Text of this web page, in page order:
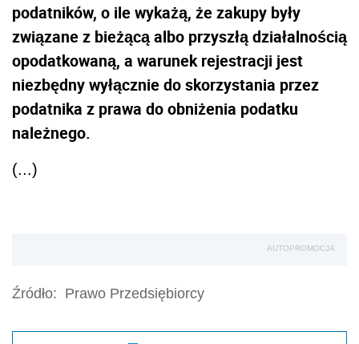
podatników, o ile wykażą, że zakupy były
związane z bieżącą albo przyszłą działalnością
opodatkowaną, a warunek rejestracji jest
niezbędny wyłącznie do skorzystania przez
podatnika z prawa do obniżenia podatku
należnego.
(...)
AUTOPROMOCJA
Źródło: Prawo Przedsiębiorcy